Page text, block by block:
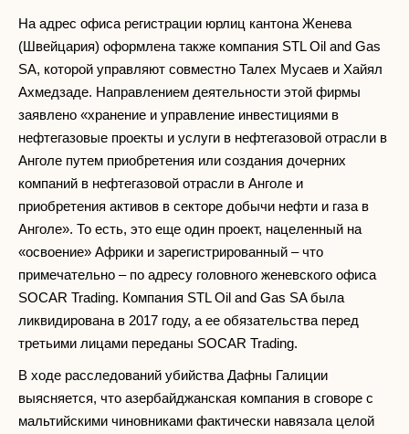
На адрес офиса регистрации юрлиц кантона Женева
(Швейцария) оформлена также компания STL Oil and Gas
SA, которой управляют совместно Талех Мусаев и Хайял
Ахмедзаде. Направлением деятельности этой фирмы
заявлено «хранение и управление инвестициями в
нефтегазовые проекты и услуги в нефтегазовой отрасли в
Анголе путем приобретения или создания дочерних
компаний в нефтегазовой отрасли в Анголе и
приобретения активов в секторе добычи нефти и газа в
Анголе». То есть, это еще один проект, нацеленный на
«освоение» Африки и зарегистрированный – что
примечательно – по адресу головного женевского офиса
SOCAR Trading. Компания STL Oil and Gas SA была
ликвидирована в 2017 году, а ее обязательства перед
третьими лицами переданы SOCAR Trading.
В ходе расследований убийства Дафны Галиции
выясняется, что азербайджанская компания в сговоре с
мальтийскими чиновниками фактически навязала целой